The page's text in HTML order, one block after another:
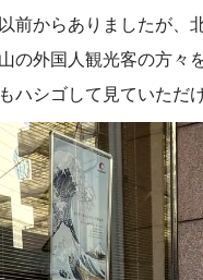
前からありましたが、
の外国人観光客の方々
ハシゴして見ていただ